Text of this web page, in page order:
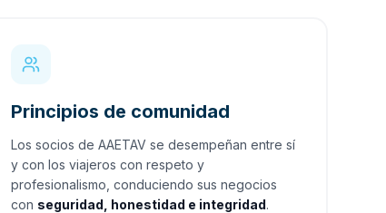
Principios de comunidad
Los socios de AAETAV se desempeñan entre sí
y con los viajeros con respeto y
profesionalismo, conduciendo sus negocios
con seguridad, honestidad e integridad.